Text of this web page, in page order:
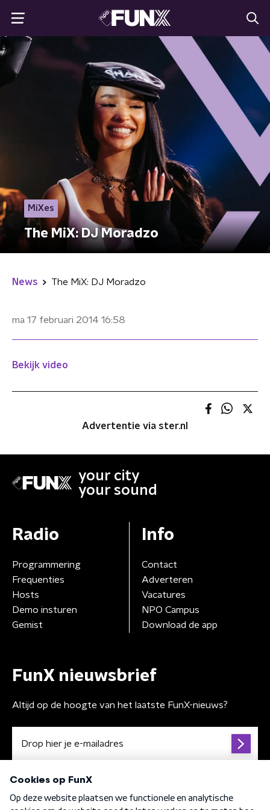
MiXes
The MiX: DJ Moradzo
News The MiX: DJ Moradzo
ma 17 februari 2014 16:58
Bekijk video
Advertentie via ster.nl
your city
your sound
Radio
Programmering
Frequenties
Hosts
Demo insturen
Gemist
Info
Contact
Adverteren
Vacatures
NPO Campus
Download de app
FunX nieuwsbrief
Altijd op de hoogte van het laatste FunX-nieuws?